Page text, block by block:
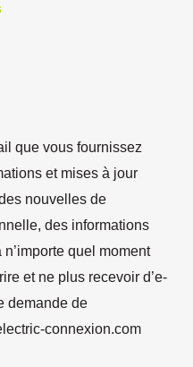
que vous fournissez
et mises à jour
nouvelles de
des informations
quel moment
et ne plus recevoir d’e-
demande de
connexion.com